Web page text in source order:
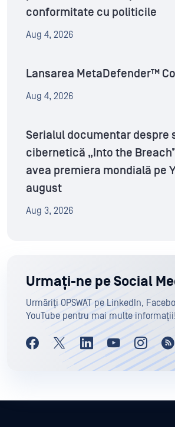
conformitate cu politicile
Aug 4, 2026
Lansarea MetaDefender™
Aug 4, 2026
Serialul documentar despre
cibernetică „Into the Breach”
avea premiera mondială pe
august
Aug 3, 2026
Urmați-ne pe Social
Urmăriți OPSWAT pe LinkedIn,
YouTube pentru mai multe informații!